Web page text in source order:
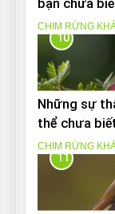
bạn chưa
CHIM RỪNG
10
Những sự
thể chưa
CHIM RỪNG
11